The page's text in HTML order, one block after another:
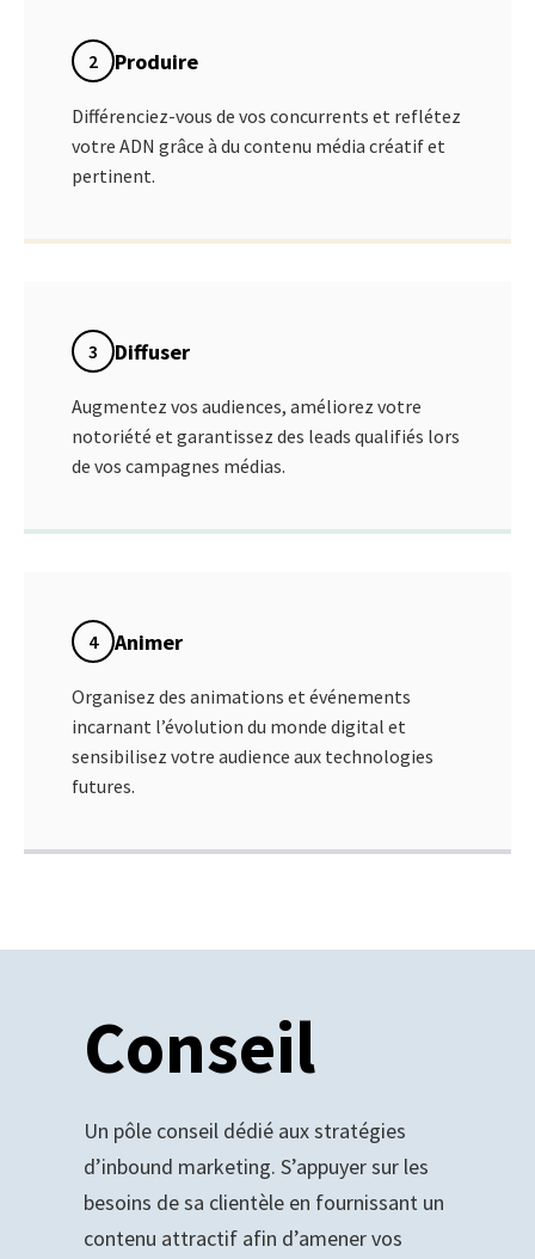
2 Produire
Différenciez-vous de vos concurrents et reflétez
votre ADN grâce à du contenu média créatif et
pertinent.
3 Diffuser
Augmentez vos audiences, améliorez votre
notoriété et garantissez des leads qualifiés lors
de vos campagnes médias.
4 Animer
Organisez des animations et événements
incarnant l’évolution du monde digital et
sensibilisez votre audience aux technologies
futures.
Conseil
Un pôle conseil dédié aux stratégies
d’inbound marketing. S’appuyer sur les
besoins de sa clientèle en fournissant un
contenu attractif afin d’amener vos